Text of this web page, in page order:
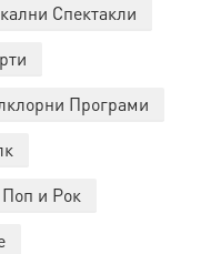
Спектакли
Програми
и Рок